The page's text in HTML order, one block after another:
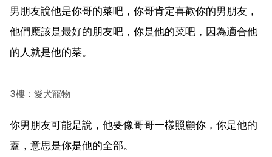
男朋友說他是你哥的菜吧，你哥肯定喜歡你的男朋友，
他們應該是最好的朋友吧，你是他的菜吧，因為適合他
的人就是他的菜。
3樓：愛犬寵物
你男朋友可能是說，他要像哥哥一樣照顧你，你是他的
蓋，意思是你是他的全部。